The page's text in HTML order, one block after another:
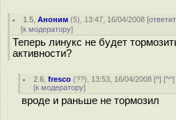
1.5 ,Аноним (5), 13:47, 16/04/2008 [
[к модератору]
Теперь линукс не будет
активности?
2.6 ,fresco (??), 13:53, 16/04/2008 [^] [^^]
[к модератору]
вроде и раньше не тормозил